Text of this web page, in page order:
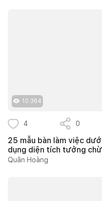
10.364
4 0
25 mẫu bàn làm việc
dụng diện tích tưởng
Quân Hoàng